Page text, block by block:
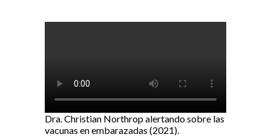
Dra. Christian Northrop alertando sobre las
vacunas en embarazadas (2021).